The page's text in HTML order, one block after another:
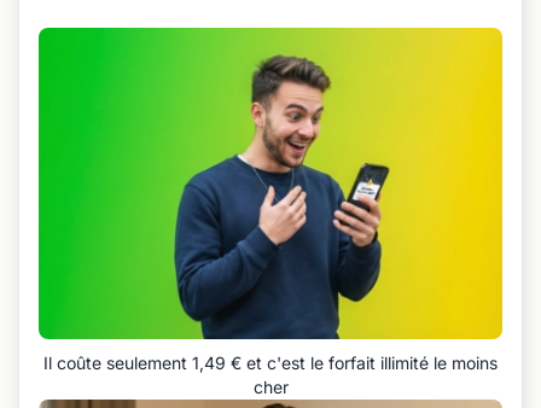
Il coûte seulement 1,49 € et c'est le forfait illimité le moins
cher